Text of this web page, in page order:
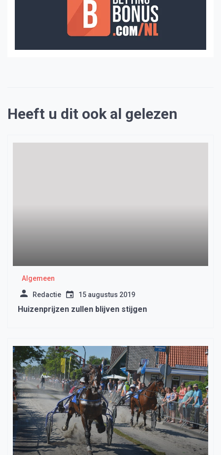
Heeft u dit ook al gelezen
Algemeen
Redactie 15 augustus 2019
Huizenprijzen zullen blijven stijgen